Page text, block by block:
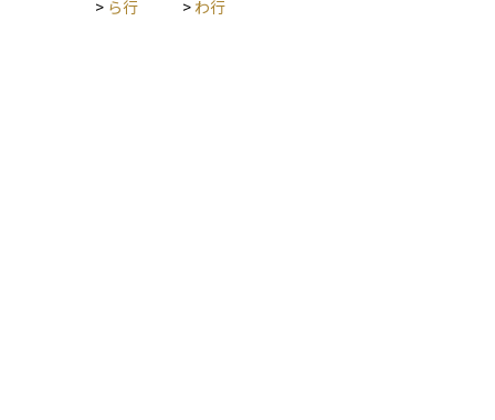
> ら行 > わ行